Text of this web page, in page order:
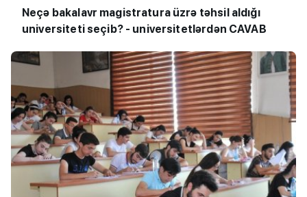
Neçə bakalavr magistratura üzrə təhsil aldığı
universiteti seçib? - universitetlərdən CAVAB